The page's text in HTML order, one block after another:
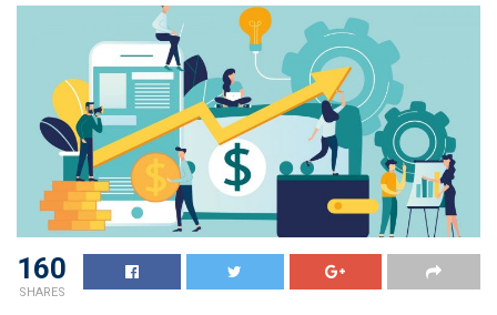
160
SHARES